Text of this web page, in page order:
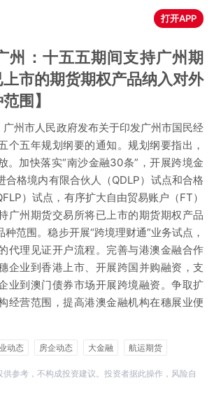
打开APP
州：十五五期间支持广州期
市的期货期权产品纳入对外
围】
州市人民政府发布关于印发广州市国民经
个五年规划纲要的通知。规划纲要指出，
。加快落实“南沙金融30条”，开展跨境金
合格境内有限合伙人（QDLP）试点和合格
）试点，有序扩大自由贸易账户（FT）
广州期货交易所将已上市的期货期权产品
范围。稳步开展“跨境理财通”业务试点，
代理见证开户流程。完善与港澳金融合作
企业到香港上市、开展跨国并购融资，支
业到澳门债券市场开展跨境融资。争取扩
经营范围，提高港澳金融机构在穗展业便
动态 房企动态 大金融
航运期货
参考，不构成投资建议。投资者据此操作，风险自